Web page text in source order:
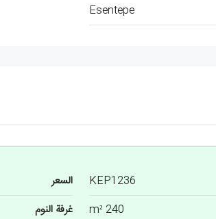
Esentepe
KEP1236 السعر
240 m² غرفة النوم